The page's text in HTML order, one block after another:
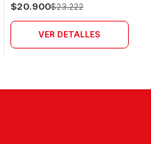
$20.900$23.222
VER DETALLES